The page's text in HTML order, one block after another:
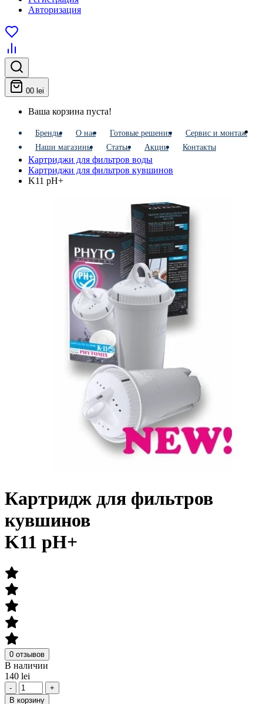
Авторизация
00 lei
Ваша корзина пуста!
Бренды О нас Готовые решения
Сервис и монтаж
Наши магазины
Статьи Акции Контакты
Картриджи для фильтров воды
Картриджи для фильтров кувшинов
K11 pH+
Картридж для фильтров
кувшинов
K11 pH+
0 отзывов
В наличии
140 lei
-
+
В корзину